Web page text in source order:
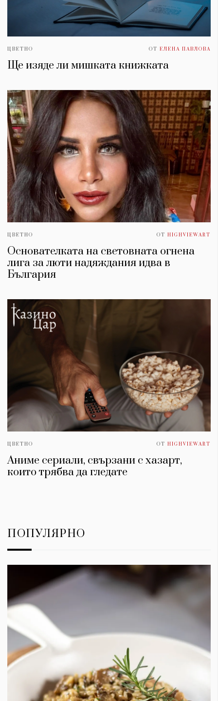
ЦВЕТНО ОТ ЕЛЕНА ПАВЛОВА
Ще изяде ли мишката книжката
ЦВЕТНО ОТ HIGHVIEWART
Основателката на световната огнена
лига за люти надяждания идва в
България
ЦВЕТНО ОТ HIGHVIEWART
Аниме сериали, свързани с хазарт,
които трябва да гледате
ПОПУЛЯРНО